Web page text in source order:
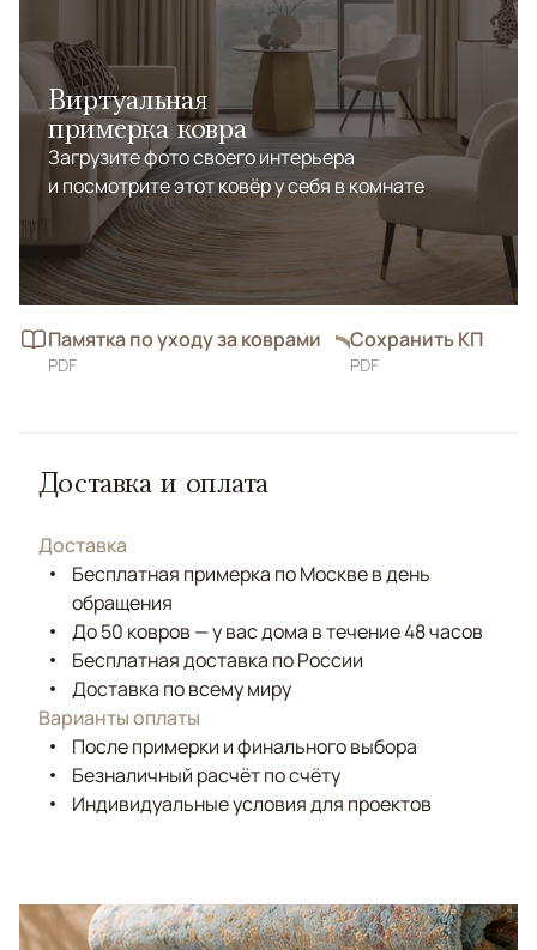
Виртуальная
примерка ковра
Загрузите фото своего интерьера
и посмотрите этот ковёр у себя в комнате
Памятка по уходу за коврами
PDF
Сохранить КП
PDF
Доставка и оплата
Доставка
Бесплатная примерка по Москве в день
обращения
До 50 ковров — у вас дома в течение 48 часов
Бесплатная доставка по России
Доставка по всему миру
Варианты оплаты
После примерки и финального выбора
Безналичный расчёт по счёту
Индивидуальные условия для проектов